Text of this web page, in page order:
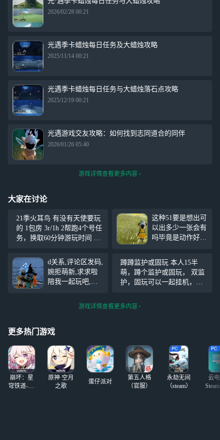
2026/02/28 00:21
光遇季卡蜡烛每日任务及大蜡烛攻略
2025/11/14 00:21
光遇季卡蜡烛每日任务与大蜡烛落石点攻略
2025/12/19 00:21
光遇游戏交友攻略：如何找到志同道合的同伴
2026/01/26 05:40
游戏详情查看更多内容
大家在讨论
21季火耳鸟 有没有天使要玩
的 1包房 3r/1h 2帮跑4个号任
务，换取60分钟游玩时间 3
钟游玩时间
这种51要是想出可
以出多少一张会有
吗毕竟是动作好像
也差一两个就满了
总氪金礼包的话应
该是有70多吧接近
d关系,评论区发码,
婉拒萌新,求求啦
陪我一起玩吧,卡
人女生16嘿嘿=^･
#
蹲蹲监护或固玩 本人15半
萌，蹲个监护或固玩， 双监
护，固玩可以一起挂机，上
王者蛋仔迷你，不卡年龄不
卡建模，但监护要比我会玩
游戏详情查看更多内容
更多热门游戏
崩坏：星
穹铁道-4.4
原神·空月
之歌
蛋仔派对
第五人格
（官服）
永劫无间
（steam）
云